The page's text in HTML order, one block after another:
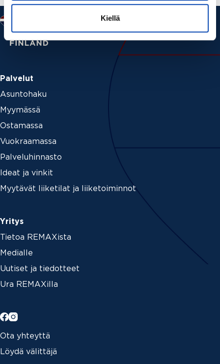
Kiellä
Palvelut
Asuntohaku
Myymässä
Ostamassa
Vuokraamassa
Palveluhinnasto
Ideat ja vinkit
Myytävät liiketilat ja liiketoiminnot
Yritys
Tietoa REMAXista
Medialle
Uutiset ja tiedotteet
Ura REMAXilla
Ota yhteyttä
Löydä välittäjä